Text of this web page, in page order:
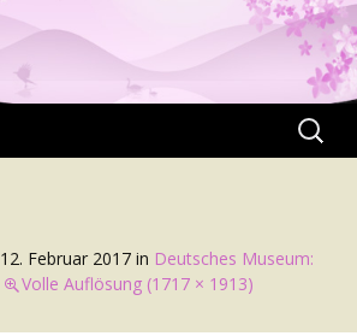
Suchen
nach:
12. Februar 2017 in Deutsches Museum:
Volle Auflösung (1717 × 1913)